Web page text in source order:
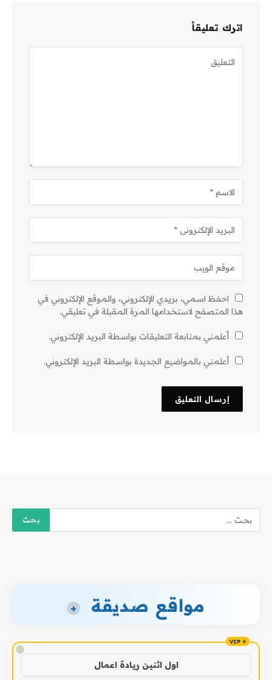
اترك تعليقاً
احفظ اسمي، بريدي الإلكتروني، والموقع الإلكتروني في
هذا المتصفح لاستخدامها المرة المقبلة في تعليقي.
أعلمني بمتابعة التعليقات بواسطة البريد الإلكتروني.
أعلمني بالمواضيع الجديدة بواسطة البريد الإلكتروني.
مواقع صديقة +
!
اول اثنين ريادة اعمال